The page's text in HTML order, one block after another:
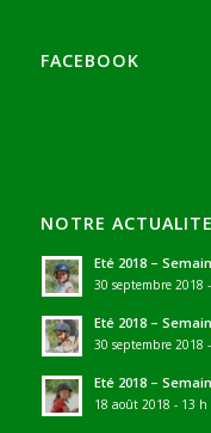
FACEBOOK
NOTRE ACTUALITE
Eté 2018 –
30 septembre 2018
Eté 2018 –
30 septembre 2018
Eté 2018 –
18 août 2018 - 13